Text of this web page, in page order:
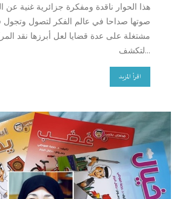
هذا الحوار ناقدة ومفكرة جزائرية غنية عن
صوتها صداحا في عالم الفكر لتصول
مشتغلة على عدة قضايا لعل أبرزها نقد
لتكشف...
اقرأ المزيد